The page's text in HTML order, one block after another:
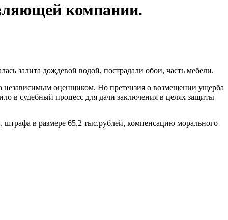
компании.
залита дождевой водой, пострадали обои, часть мебели.
независимым оценщиком. Но претензия о возмещении ущерба
в судебный процесс для дачи заключения в целях защиты
в размере 65,2 тыс.рублей, компенсацию морального